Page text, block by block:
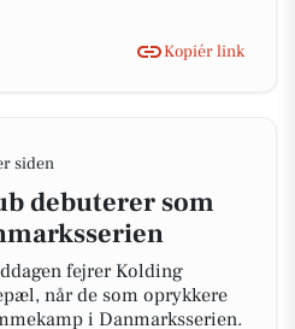
Kopiér link
siden
debuterer som
fejrer Kolding
når de som oprykkere
i Danmarksserien.